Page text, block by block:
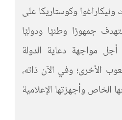
وكوستاريكا على
جمهورًا وطنيًا ودوليًا
مواجهة دعاية الدولة
الأخرى؛ وفي الآن ذاته،
الخاص وأجهزتها الإعلامية